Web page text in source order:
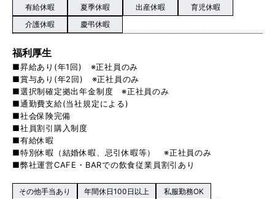
有給休暇 夏季休暇 出産休暇
育児休暇
介護休暇
慶弔休暇
福利厚生
■昇給あり(年1回) ※正社員のみ
■賞与あり(年2回) ※正社員のみ
■選択制確定拠出年金制度 ※正社員のみ
■通勤費支給(当社規定による)
■社会保険完備
■社員割引購入制度
■有給休暇
■特別休暇（結婚休暇、忌引休暇等） ※正社員のみ
■弊社運営CAFE・BARでの飲食従業員割引あり
その他手当あり 年間休日100日以上
私服勤務OK